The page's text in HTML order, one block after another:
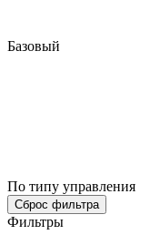
Базовый
По типу управления
Сброс фильтра
Фильтры